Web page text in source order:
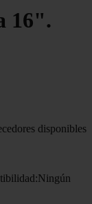
16".
disponibles
Ningún